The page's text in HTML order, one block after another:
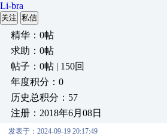
Li-bra
关注 私信
精华：0帖
求助：0帖
帖子：0帖 | 150回
年度积分：0
历史总积分：57
注册：2018年6月08日
发表于：2024-09-19 20:17:49